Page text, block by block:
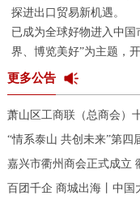
探进出口贸易新机遇。
已成为全球好物进入中
界、博览美好”为主题，
题展区，邀请境内外企业
期。”来自意大利的酒商
解意大利葡萄酒的品质
此次酒展的一大亮点。在
更多公告
萧山区工商联（总商会）
嘉兴市衢州商会正式成立